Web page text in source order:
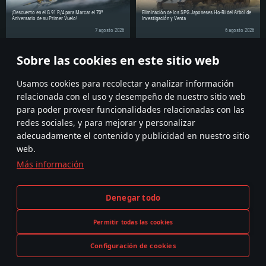
Sobre las cookies en este sitio web
Usamos cookies para recolectar y analizar información
relacionada con el uso y desempeño de nuestro sitio web
para poder proveer funcionalidades relacionadas con las
redes sociales, y para mejorar y personalizar
adecuadamente el contenido y publicidad en nuestro sitio
web.
Más información
Denegar todo
Permitir todas las cookies
Configuración de cookies
¡Descuento en el G.91 R/4 para Marcar el 70º
Aniversario de su Primer Vuelo!
7 agosto 2026
Eliminación de los SPG Japoneses Ho-Ri del Árbol de
Investigación y Venta
6 agosto 2026
¡Comparte la noticia con tus amigos!
Discuss on the Forums
Términos y Condiciones
Política de Privacidad
Ajustes de cookies
juego, el patrocinio o el respaldo de cualquier fabricante de armas o vehículos.
JUEGA AHORA